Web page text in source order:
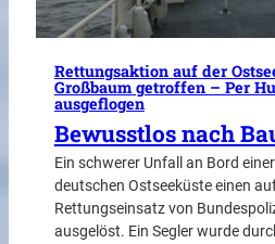
Rettungsaktion auf der
Großbaum getroffen – Per
ausgeflogen
Bewusstlos nach
Ein schwerer Unfall an Bord
deutschen Ostseeküste einen
Rettungseinsatz von
ausgelöst. Ein Segler wurde